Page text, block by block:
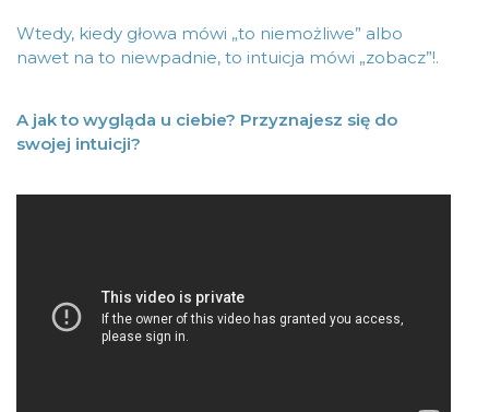
Wtedy, kiedy głowa mówi „to niemożliwe” albo
nawet na to niewpadnie, to intuicja mówi „zobacz”!.
A jak to wygląda u ciebie? Przyznajesz się do
swojej intuicji?